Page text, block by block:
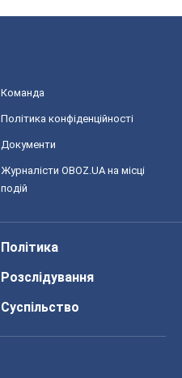
Команда
Політика конфіденційності
Документи
Журналісти OBOZ.UA на місці
подій
Політика
Розслідування
Суспільство